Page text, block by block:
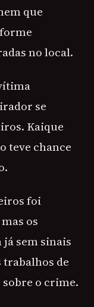
que
no local.
se
Kaique
teve chance
foi
os
sem sinais
trabalhos de
o crime.